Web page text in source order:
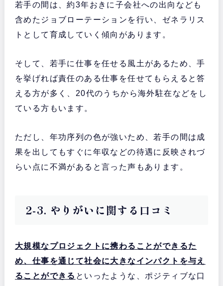
若手の間は、約3年おきに子会社への出向なども
含めたジョブローテーションを行い、ゼネラリス
トとして育成していく傾向があります。
そして、若手に仕事を任せる風土があるため、手
を挙げれば責任のある仕事を任せてもらえると答
える方が多く、20代のうちから海外駐在などをし
ている方もいます。
ただし、年功序列の色が強いため、若手の間は成
果を出してもすぐに年収などの待遇に反映されづ
らい点に不満があると言った声もあります。
2-3. やりがいに関する口コミ
大規模なプロジェクトに携わることができるた
め、仕事を通じて社会に大きなインパクトを与え
ることができる といったような、ポジティブな口